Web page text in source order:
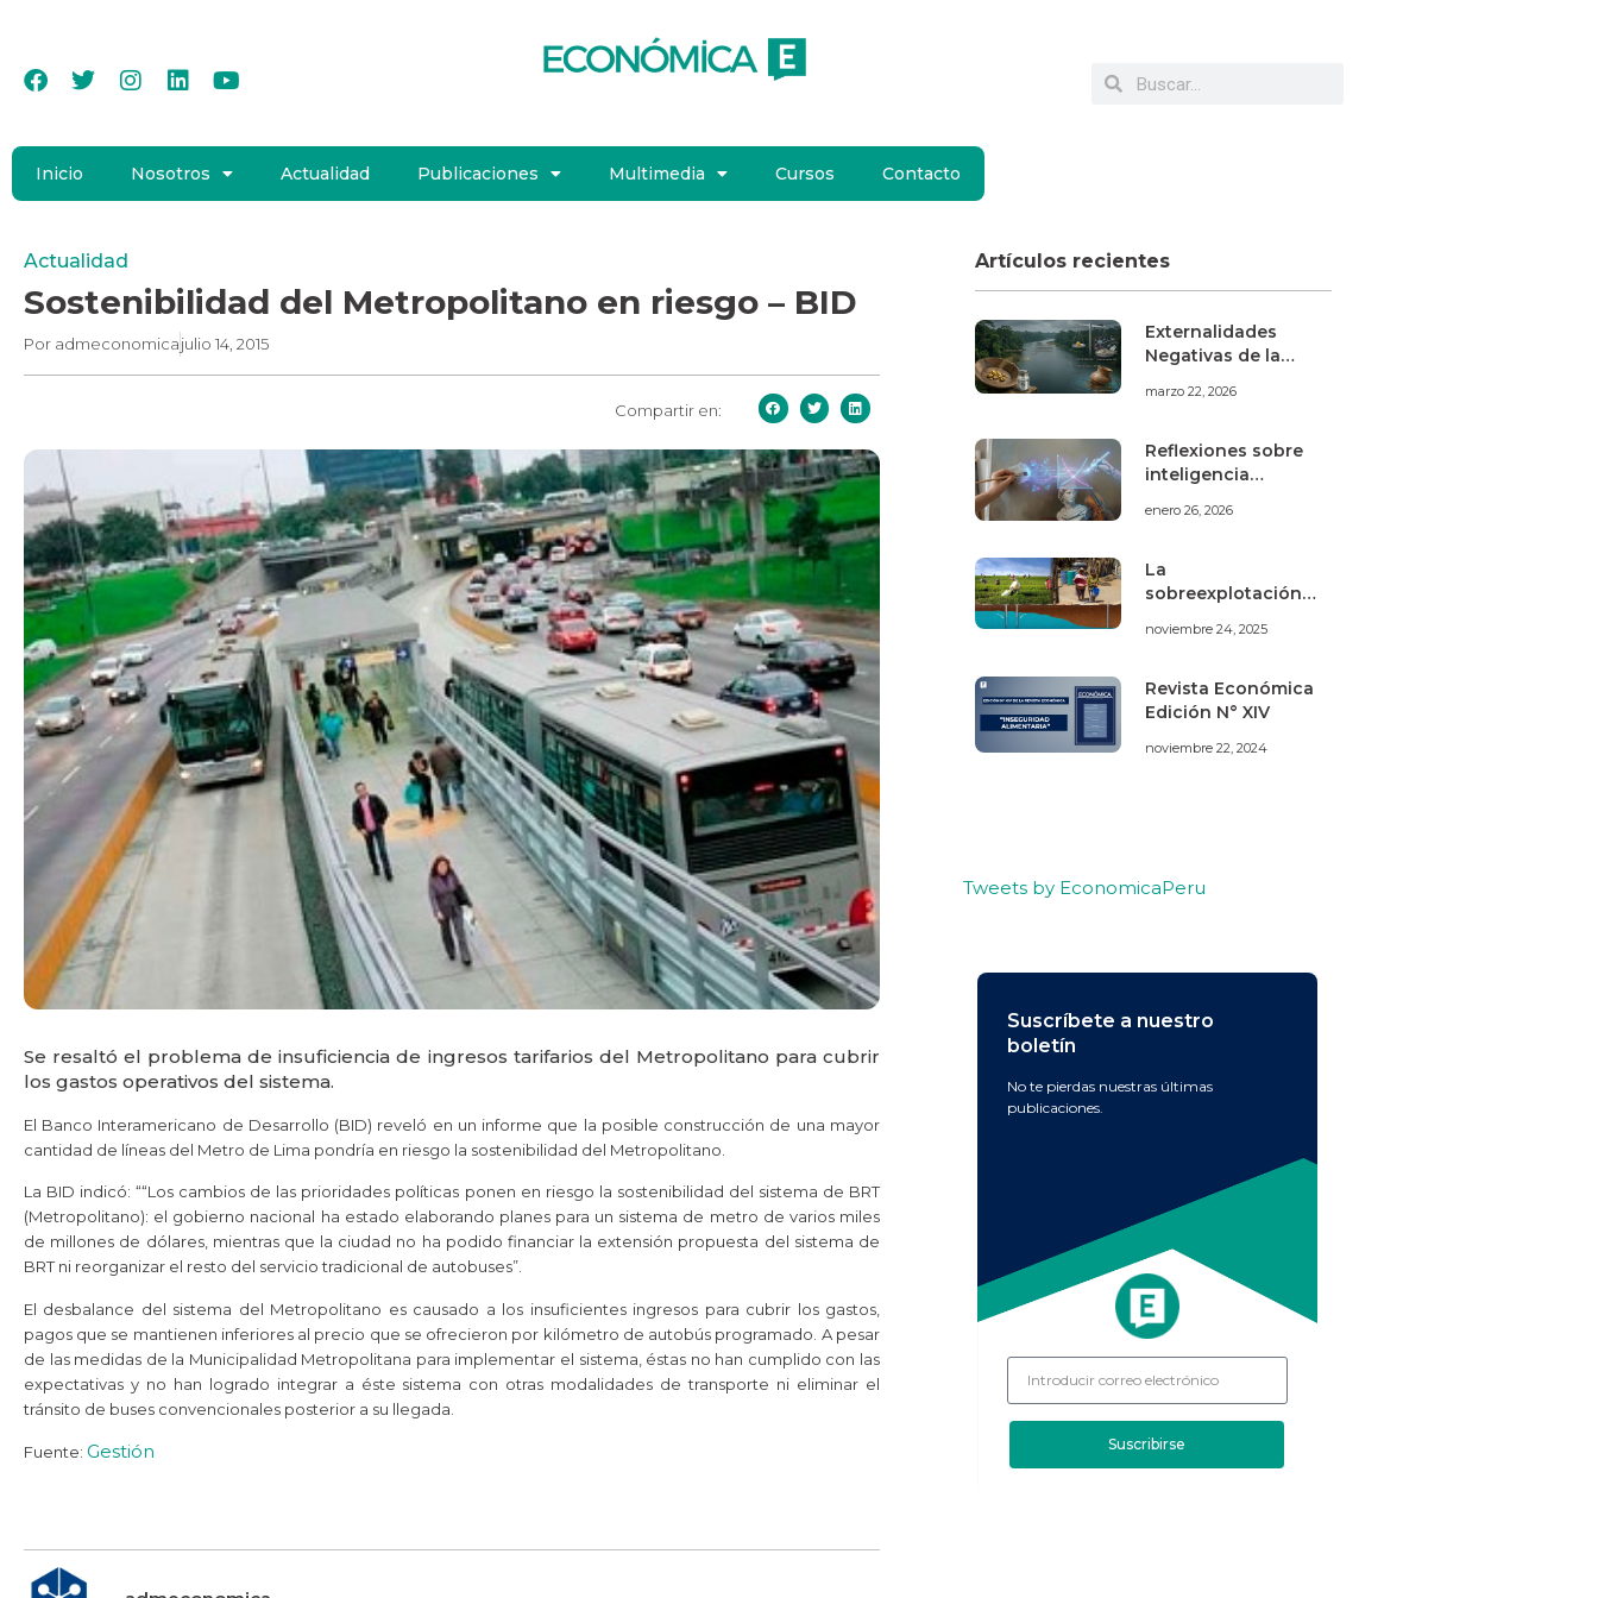
Inicio Nosotros Actualidad Publicaciones Multimedia Cursos Contacto
Actualidad
Sostenibilidad del Metropolitano en riesgo – BID
Por admeconomicajulio 14, 2015
Compartir en:
Se resaltó el problema de insuficiencia de ingresos tarifarios del Metropolitano para cubrir
los gastos operativos del sistema.
El Banco Interamericano de Desarrollo (BID) reveló en un informe que la posible construcción de una mayor
cantidad de líneas del Metro de Lima pondría en riesgo la sostenibilidad del Metropolitano.
La BID indicó: ““Los cambios de las prioridades políticas ponen en riesgo la sostenibilidad del sistema de BRT
(Metropolitano): el gobierno nacional ha estado elaborando planes para un sistema de metro de varios miles
de millones de dólares, mientras que la ciudad no ha podido financiar la extensión propuesta del sistema de
BRT ni reorganizar el resto del servicio tradicional de autobuses”.
El desbalance del sistema del Metropolitano es causado a los insuficientes ingresos para cubrir los gastos,
pagos que se mantienen inferiores al precio que se ofrecieron por kilómetro de autobús programado. A pesar
de las medidas de la Municipalidad Metropolitana para implementar el sistema, éstas no han cumplido con las
expectativas y no han logrado integrar a éste sistema con otras modalidades de transporte ni eliminar el
tránsito de buses convencionales posterior a su llegada.
Fuente: Gestión
Artículos recientes
Externalidades
Negativas de la
Informal en Madre
marzo 22, 2026
Reflexiones sobre
inteligencia
laboral y artes
enero 26, 2026
La
sobreexplotación
Villacurí (Ica) bajo
economía
ecológica
noviembre 24, 2025
Revista Económica
Edición N° XIV
noviembre 22, 2024
Tweets by EconomicaPeru
Suscríbete a nuestro
boletín
No te pierdas nuestras últimas
publicaciones.
Suscribirse